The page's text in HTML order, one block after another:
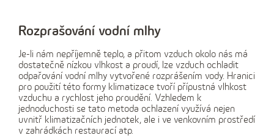
Rozprašování vodní mlhy
Je-li nám nepříjemně teplo, a přitom vzduch okolo nás má
dostatečně nízkou vlhkost a proudí, lze vzduch ochladit
odpařování vodní mlhy vytvořené rozprášením vody. Hranici
pro použití této formy klimatizace tvoří přípustná vlhkost
vzduchu a rychlost jeho proudění. Vzhledem k
jednoduchosti se tato metoda ochlazení využívá nejen
uvnitř klimatizačních jednotek, ale i ve venkovním prostředí
v zahrádkách restaurací atp.